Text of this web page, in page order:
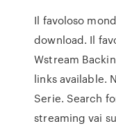
Il favoloso
download. Il
Wstream
links available.
Serie. Search
streaming vai